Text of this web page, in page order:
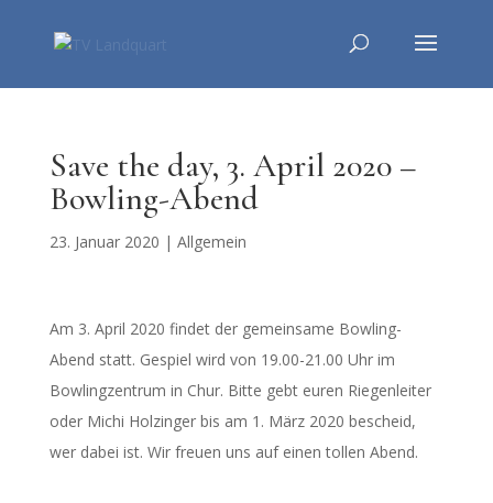
Save the day, 3. April 2020 –
Bowling-Abend
23. Januar 2020 | Allgemein
Am 3. April 2020 findet der gemeinsame Bowling-
Abend statt. Gespiel wird von 19.00-21.00 Uhr im
Bowlingzentrum in Chur. Bitte gebt euren Riegenleiter
oder Michi Holzinger bis am 1. März 2020 bescheid,
wer dabei ist. Wir freuen uns auf einen tollen Abend.